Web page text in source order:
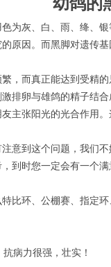
为灰、白、雨、绛、
原因。而黑脚对遗传
，而真正能达到受精
排卵与雄鸽的精子结
主张阳光的光合作用
意到这个问题，我们
到时您一定会有一个
比环、公棚赛、指定
病力很强，壮实！